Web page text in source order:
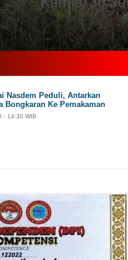
Nasdem Peduli, Antarkan
Bongkaran Ke Pemakaman
- 14:30 WIB